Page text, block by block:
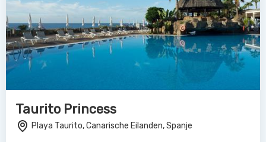
Taurito Princess
Playa Taurito, Canarische Eilanden, Spanje